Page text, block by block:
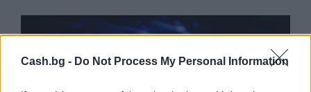
Cash.bg - Do Not Process My Personal Information